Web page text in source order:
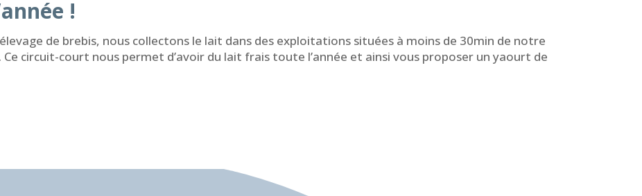
!
de brebis, nous collectons le lait dans des exploitations situées à moins de 30min de notre
circuit-court nous permet d’avoir du lait frais toute l’année et ainsi vous proposer un yaourt de